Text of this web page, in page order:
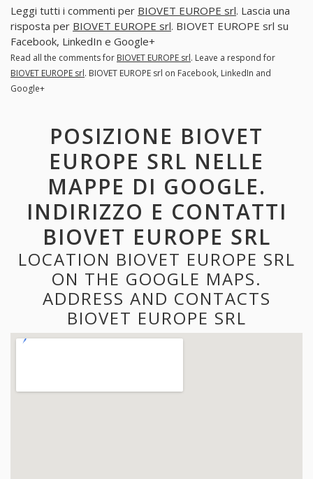
Leggi tutti i commenti per BIOVET EUROPE srl. Lascia una
risposta per BIOVET EUROPE srl. BIOVET EUROPE srl su
Facebook, LinkedIn e Google+
Read all the comments for BIOVET EUROPE srl. Leave a respond for
BIOVET EUROPE srl. BIOVET EUROPE srl on Facebook, LinkedIn and
Google+
POSIZIONE BIOVET
EUROPE SRL NELLE
MAPPE DI GOOGLE.
INDIRIZZO E CONTATTI
BIOVET EUROPE SRL
LOCATION BIOVET EUROPE SRL
ON THE GOOGLE MAPS.
ADDRESS AND CONTACTS
BIOVET EUROPE SRL